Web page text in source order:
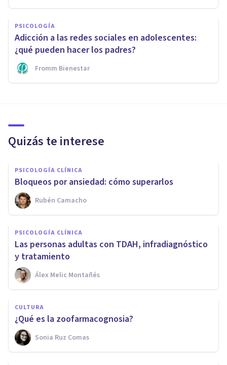
PSICOLOGÍA
Adicción a las redes sociales en adolescentes:
¿qué pueden hacer los padres?
Fromm Bienestar
Quizás te interese
PSICOLOGÍA CLÍNICA
Bloqueos por ansiedad: cómo superarlos
Rubén Camacho
PSICOLOGÍA CLÍNICA
Las personas adultas con TDAH, infradiagnóstico
y tratamiento
Álex Melic Montañés
CULTURA
¿Qué es la zoofarmacognosia?
Sonia Ruz Comas